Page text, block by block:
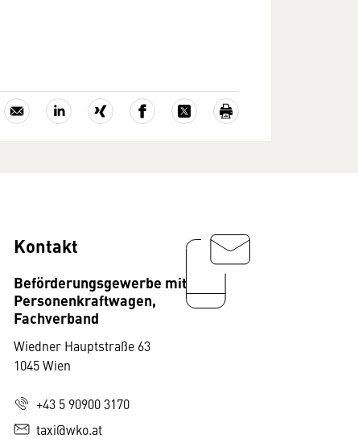
Kontakt
Beförderungsgewerbe mit
Personenkraftwagen,
Fachverband
Wiedner Hauptstraße 63
1045 Wien
+43 5 90900 3170
taxi@wko.at